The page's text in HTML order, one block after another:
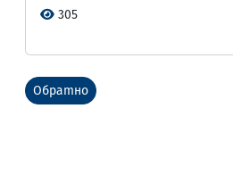
305
Обратно